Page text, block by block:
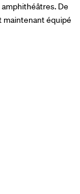
De
maintenant équipé